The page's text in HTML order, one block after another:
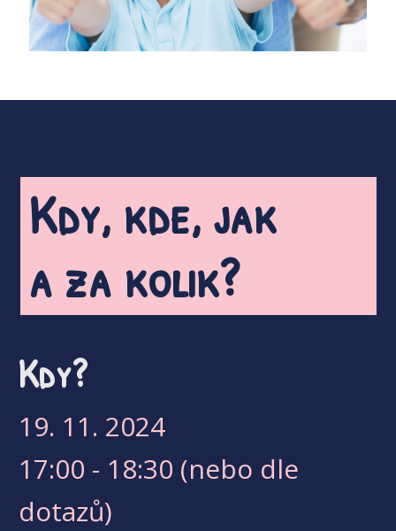
Kdy, kde, jak
a za kolik?
Kdy?
19. 11. 2024
17:00 - 18:30 (nebo dle
dotazů)